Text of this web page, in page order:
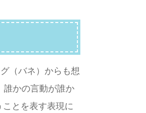
（バネ）からも想
誰かの言動が誰か
とを表す表現に